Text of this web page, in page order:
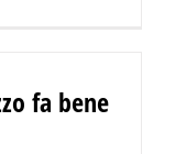
fa bene